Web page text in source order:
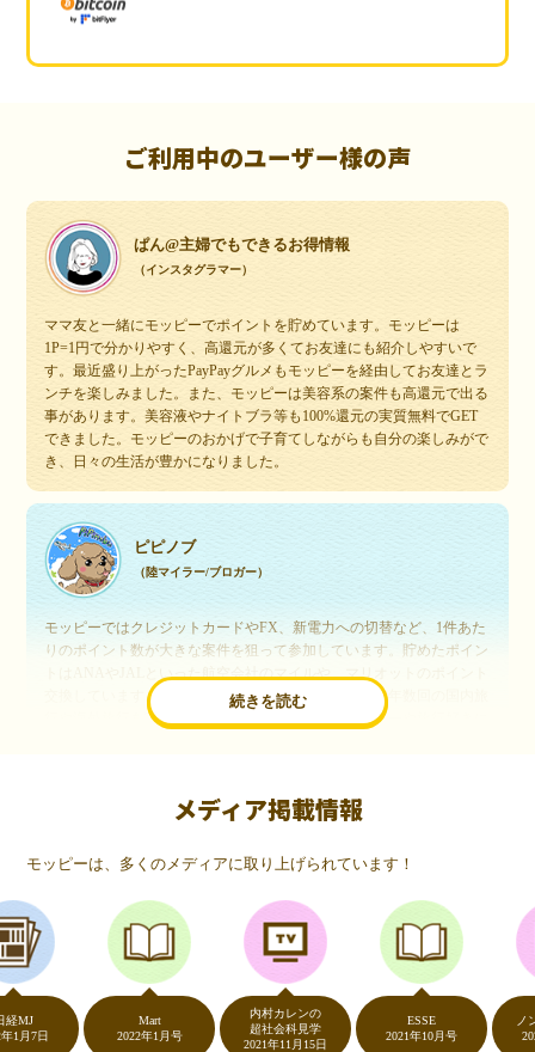
ご利用中のユーザー様の声
ぱん@主婦でもできるお得情報
（インスタグラマー）
ママ友と一緒にモッピーでポイントを貯めています。モッピーは
1P=1円で分かりやすく、高還元が多くてお友達にも紹介しやすいで
す。最近盛り上がったPayPayグルメもモッピーを経由してお友達とラ
ンチを楽しみました。また、モッピーは美容系の案件も高還元で出る
事があります。美容液やナイトブラ等も100%還元の実質無料でGET
できました。モッピーのおかげで子育てしながらも自分の楽しみがで
き、日々の生活が豊かになりました。
続きを読む
ピピノブ
（陸マイラー/ブロガー）
モッピーではクレジットカードやFX、新電力への切替など、1件あた
りのポイント数が大きな案件を狙って参加しています。貯めたポイン
交換しています。このようにすることで、ほぼ無料で年数回の国内旅
行や海外旅行を実現しています。モッピーは陸マイラーや旅行好きに
いつものネットショッピングが、モッピーでお得
（20代・女性）
友達に勧められてモッピーをはじめました。空いた時間にスマホで買
い物をすることが多いのですが、モッピーを経由するだけでショップ
のポイントとモッピーのポイントが二重で貯まることを知り、ビック
リ…！いつものネットショッピングをモッピーを経由するだけでポイ
ントが貯まるなんて…もっと早く教えてほしかった～！貯まったポイ
ントはギフト券に交換して、プチ贅沢を楽しんでます♪
メディア掲載情報
モッピーは、多くのメディアに取り上げられています！
日
2022年1月号
内村カレンの
超社会科見学
2021年11月15日
2021年10月号
ノンス
2020年